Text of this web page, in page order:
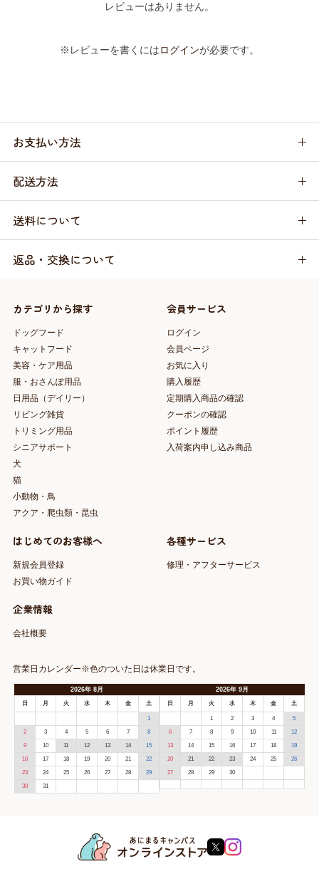
レビューはありません。
※レビューを書くにはログインが必要です。
お支払い方法
配送方法
送料について
返品・交換について
カテゴリから探す
ドッグフード
キャットフード
美容・ケア用品
服・おさんぽ用品
日用品（デイリー）
リビング雑貨
トリミング用品
シニアサポート
犬
猫
小動物・鳥
アクア・爬虫類・昆虫
会員サービス
ログイン
会員ページ
お気に入り
購入履歴
定期購入商品の確認
クーポンの確認
ポイント履歴
入荷案内申し込み商品
はじめてのお客様へ
新規会員登録
お買い物ガイド
各種サービス
修理・アフターサービス
企業情報
会社概要
営業日カレンダー※色のついた日は休業日です。
2026年 8月
日 月 火 水 木 金 土
1
2 3 4 5 6 7 8
9 10 11 12 13 14 15
16 17 18 19 20 21 22
23 24 25 26 27 28 29
30 31
2026年9月
日 月 火 水 木 金 土
1 2 3 4 5
6 7 8 9 10 11 12
13 14 15 16 17 18 19
20 21 22 23 24 25 26
27 28 29 30